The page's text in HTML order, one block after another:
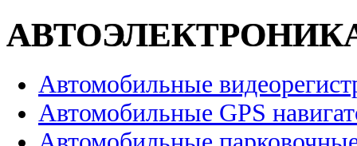
Автомобильные
Автомобильные GPS